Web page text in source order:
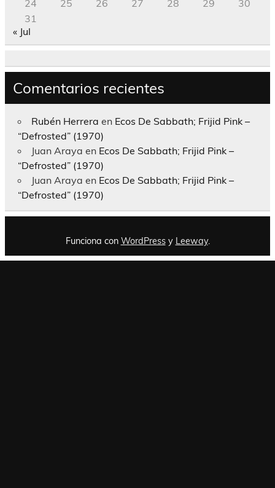
24
25 26 27 28 29
30
31
« Jul
Comentarios recientes
Rubén Herrera en Ecos De Sabbath; Frijid Pink –
“Defrosted” (1970)
Juan Araya en Ecos De Sabbath; Frijid Pink –
“Defrosted” (1970)
Juan Araya en Ecos De Sabbath; Frijid Pink –
“Defrosted” (1970)
Funciona con WordPressy Leeway.